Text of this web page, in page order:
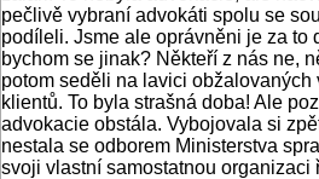
pečlivě vybraní advokáti spolu se
podíleli. Jsme ale oprávněni je za to
bychom se jinak? Někteří z nás ne,
potom seděli na lavici obžalovaných
klientů. To byla strašná doba! Ale
advokacie obstála. Vybojovala si
nestala se odborem Ministerstva
svoji vlastní samostatnou organizaci